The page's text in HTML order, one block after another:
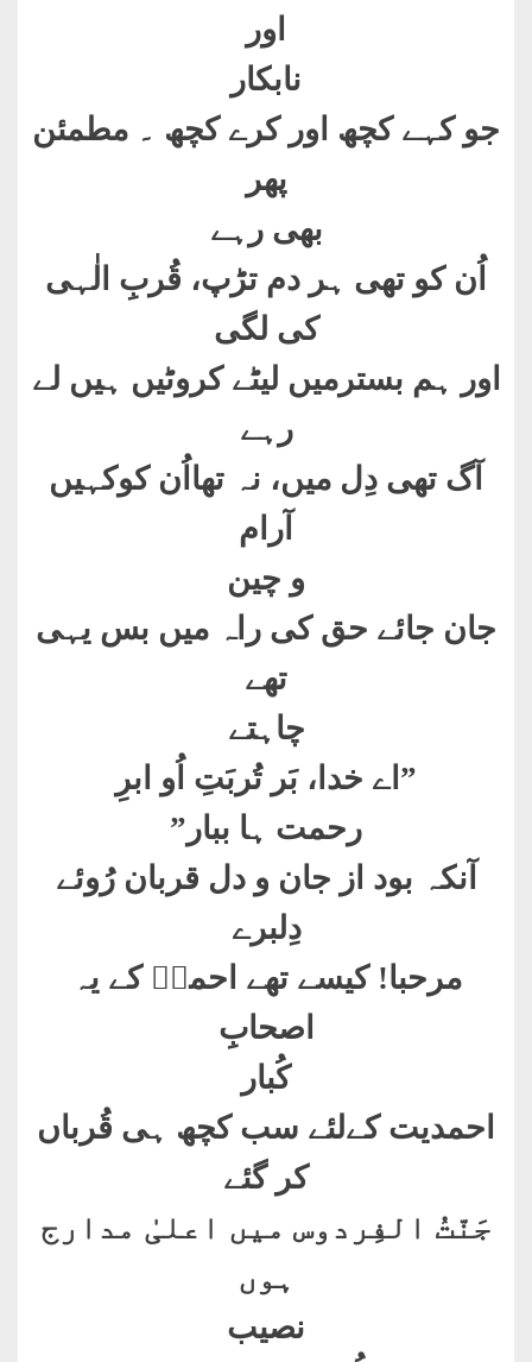
اور
نابکار
جو کہے کچھ اور کرے کچھ ۔ مطمئن
پھر
بھی رہے
اُن کو تھی ہر دم تڑپ، قُربِ الٰہی
کی لگی
اور ہم بسترمیں لیٹے کروٹیں ہیں لے
رہے
آگ تھی دِل میں، نہ تھااُن کوکہیں
آرام
و چین
جان جائے حق کی راہ میں بس یہی
تھے
چاہتے
” اے خدا، بَر تُربَتِ اُو ابرِ
رحمت ہا ببار ”
آنکہ بود از جان و دل قربان رُوئے
دِلبرے
مرحبا! کیسے تھے احمدؑ کے یہ
اصحابِ
کُبار
احمدیت کےلئے سب کچھ ہی قُرباں
کر گئے
جَنّتُ الفِردوس میں اعلیٰ مدارج
ہوں
نصیب